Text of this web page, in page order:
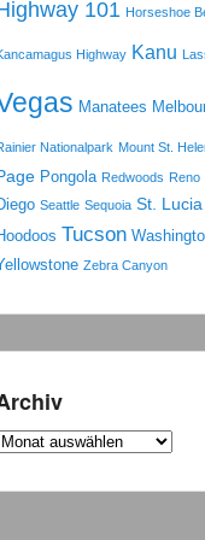
101 Horseshoe
Highway Kanu
Manatees
Nationalpark Mount St.
Pongola Redwoods Reno
Seattle Sequoia St. Lucia
Tucson
Zebra Canyon